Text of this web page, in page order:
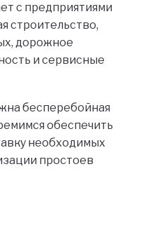
с предприятиями
строительство,
дорожное
и сервисные
бесперебойная
обеспечить
необходимых
простоев